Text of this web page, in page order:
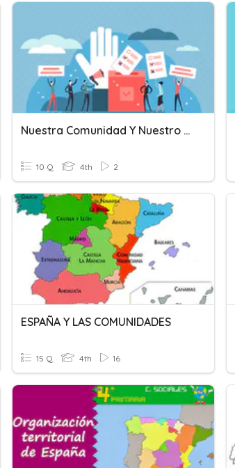
Nuestra Comunidad Y Nuestro Pais
10 Q 4th 2
ESPAÑA Y LAS COMUNIDADES
15 Q 4th 16